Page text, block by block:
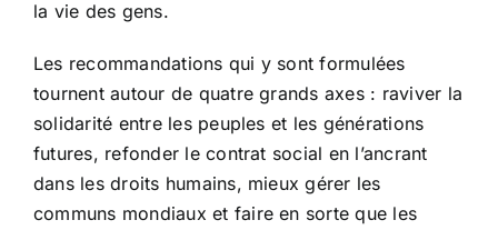
la vie des gens.
Les recommandations qui y sont formulées
tournent autour de quatre grands axes : raviver la
solidarité entre les peuples et les générations
futures, refonder le contrat social en l’ancrant
dans les droits humains, mieux gérer les
communs mondiaux et faire en sorte que les